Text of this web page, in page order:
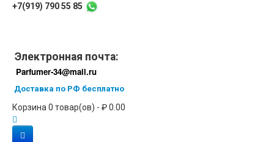
+7(919) 790 55 85
Электронная почта:
Parfumer-34@mail.ru
Доставка по РФ бесплатно
Корзина 0 товар(ов) - ₽ 0.00
Новинки
Доставка